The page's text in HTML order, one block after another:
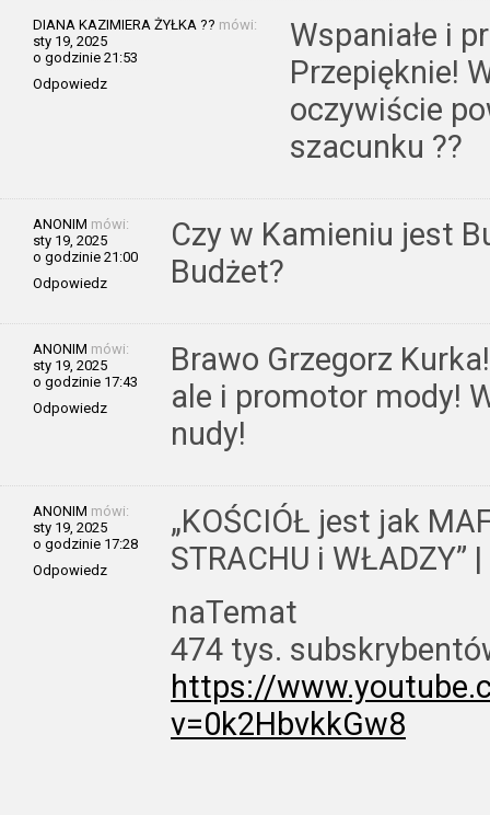
DIANA KAZIMIERA ŻYŁKA ?? mówi:
sty 19, 2025
o godzinie 21:53
Odpowiedz
Wspaniałe i
Przepięknie!
oczywiście
szacunku ??
ANONIM mówi:
sty 19, 2025
o godzinie 21:00
Odpowiedz
Czy w Kamieniu jest
Budżet?
ANONIM mówi:
sty 19, 2025
o godzinie 17:43
Odpowiedz
Brawo Grzegorz
ale i promotor mody!
nudy!
ANONIM mówi:
sty 19, 2025
o godzinie 17:28
Odpowiedz
„KOŚCIÓŁ jest jak
STRACHU i
naTemat
474 tys.
https://
v=0k2HbvkkGw8